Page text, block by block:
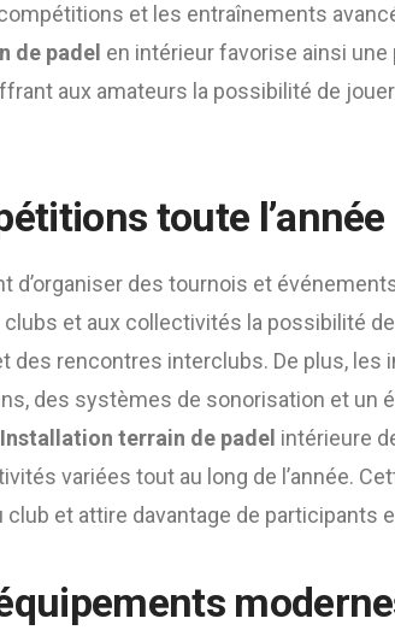
et les entraînements
de padel en intérieur favorise ainsi une
aux amateurs la possibilité de
toute l’année
d’organiser des tournois et
et aux collectivités la possibilité
des rencontres interclubs. De plus, les
des systèmes de sonorisation et un
Installation terrain de padel intérieure
variées tout au long de l’année.
club et attire davantage de participants